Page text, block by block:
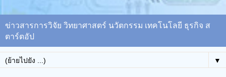
ข่าวสารการวิจัย วิทยาศาสตร์ นวัตกรรม เทคโนโลยี ธุรกิจ ส
ตาร์ตอัป
▼